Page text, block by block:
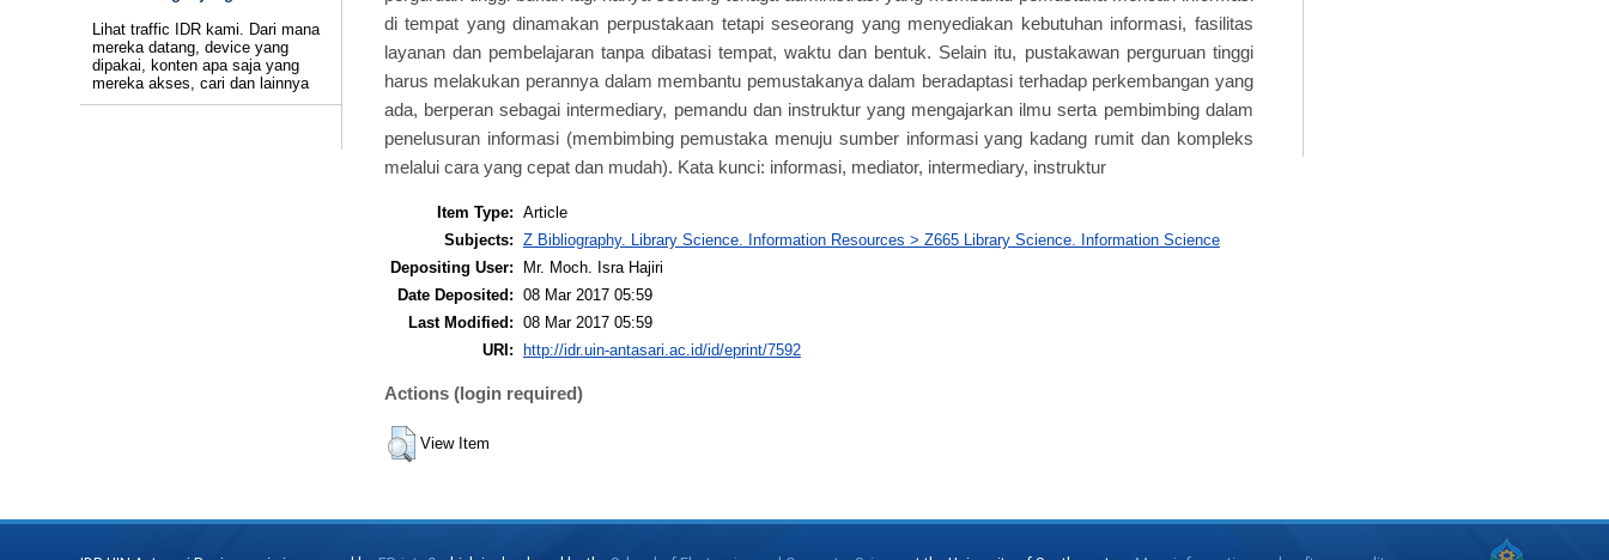
Lihat traffic IDR kami. Dari mana
mereka datang, device yang
dipakai, konten apa saja yang
mereka akses, cari dan lainnya
di tempat yang dinamakan perpustakaan tetapi seseorang yang menyediakan kebutuhan informasi, fasilitas
layanan dan pembelajaran tanpa dibatasi tempat, waktu dan bentuk. Selain itu, pustakawan perguruan tinggi
harus melakukan perannya dalam membantu pemustakanya dalam beradaptasi terhadap perkembangan yang
ada, berperan sebagai intermediary, pemandu dan instruktur yang mengajarkan ilmu serta pembimbing dalam
penelusuran informasi (membimbing pemustaka menuju sumber informasi yang kadang rumit dan kompleks
melalui cara yang cepat dan mudah). Kata kunci: informasi, mediator, intermediary, instruktur
Item Type: Article
Subjects: Z Bibliography. Library Science. Information Resources > Z665 Library Science. Information Science
Depositing User:
Mr. Moch. Isra Hajiri
Date Deposited: 08 Mar 2017 05:59
Last Modified: 08 Mar 2017 05:59
URI: http://idr.uin-antasari.ac.id/id/eprint/7592
Actions (login required)
View Item